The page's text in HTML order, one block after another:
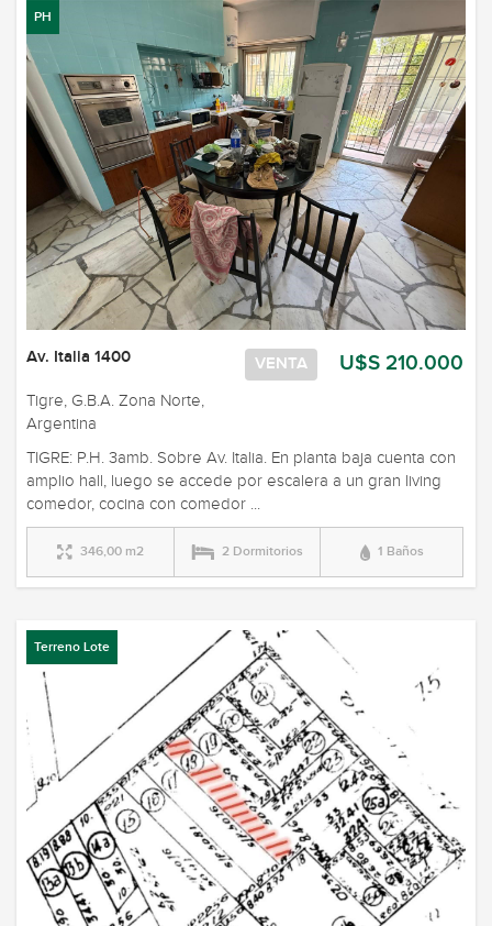
PH
U$S 210.000
VENTA
Av. Italia 1400
Tigre, G.B.A. Zona Norte,
Argentina
TIGRE: P.H. 3amb. Sobre Av. Italia. En planta baja cuenta con
amplio hall, luego se accede por escalera a un gran living
comedor, cocina con comedor ...
346,00 m2 2 Dormitorios 1 Baños
Terreno Lote